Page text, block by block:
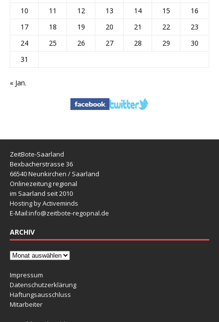
10
11 12 13 14 15
16
17
18 19 20 21 22
23
24
25 26 27 28 29
30
31
« Jan.
ZeitBote-Saarland
Bexbacherstrasse 36
66540 Neunkirchen / Saarland
Onlinezeitung regional
im Saarland seit 2010
Hosting by Activeminds
E-Mail:info@zeitbote-regopnal.de
ARCHIV
Impressum
Datenschutzerklärung
Haftungsausschluss
Mitarbeiter